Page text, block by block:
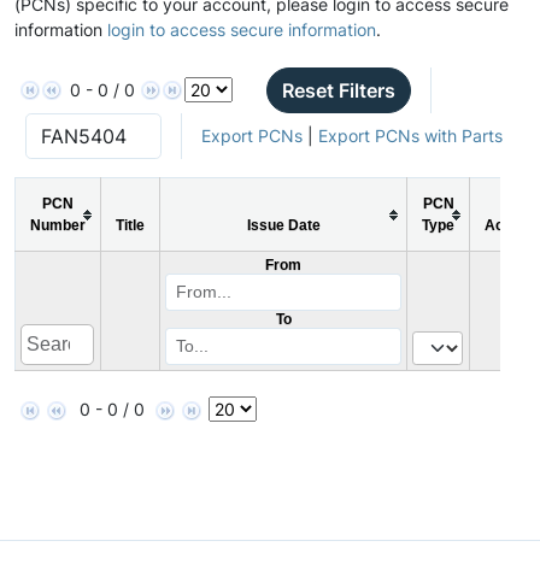
information login to access secure information.
0 - 0 / 0 Reset Filters
Export PCNs| Export PCNs with Parts
PCN
Number
Title Issue Date
PCN
Type
Action
From
To
0 - 0 / 0